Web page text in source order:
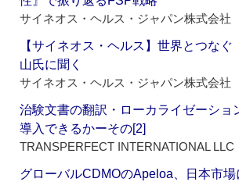
サイネオス・ヘルス・ジャパン株式会社
【サイネオス・ヘルス】世界とつな
山氏に聞く
サイネオス・ヘルス・ジャパン株式会社
治験文書の翻訳・ローカライゼーショ
導入できるかーその[2]
TRANSPERFECT INTERNATIONAL LLC
グローバルCDMOのApeloa、日本市